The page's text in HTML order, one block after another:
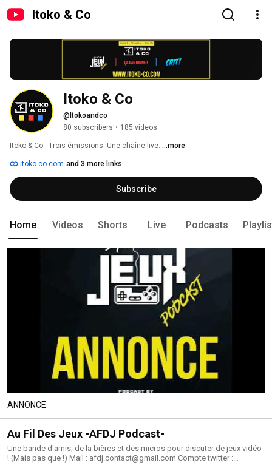
Itoko & Co
Itoko & Co
@Itokoandco
80 subscribers • 185 videos
Itoko & Co : Trois émissions. Une chaîne live. ...more
itoko-co.com and 3 more links
Subscribe
Home Videos Shorts Live Podcasts
ANNONCE
Au Fil Des Jeux -AFDJ Podcast-
Une bande d'amis, de la bières et des micros pour discuter de jeux vidéo
! (Mais pas que !) Mail : afdj.contact@gmail.com Compte twitter :